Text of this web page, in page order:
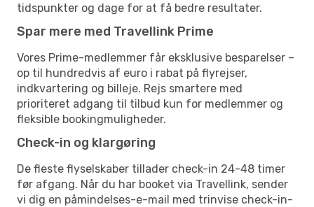
tidspunkter og dage for at få bedre resultater.
Spar mere med Travellink Prime
Vores Prime-medlemmer får eksklusive besparelser –
op til hundredvis af euro i rabat på flyrejser,
indkvartering og billeje. Rejs smartere med
prioriteret adgang til tilbud kun for medlemmer og
fleksible bookingmuligheder.
Check-in og klargøring
De fleste flyselskaber tillader check-in 24-48 timer
før afgang. Når du har booket via Travellink, sender
vi dig en påmindelses-e-mail med trinvise check-in-